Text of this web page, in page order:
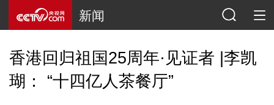
新闻
香港回归祖国25周年·见证者 |李凯
瑚： “十四亿人茶餐厅”